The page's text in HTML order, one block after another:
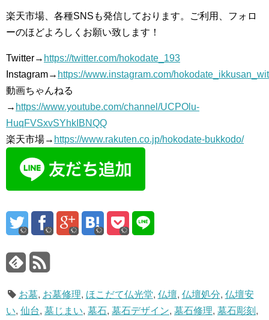
楽天市場、各種SNSも発信しております。ご利用、フォロ
ーのほどよろしくお願い致します！
Twitter→ https://twitter.com/hokodate_193
Instagram→ https://www.instagram.com/
動画ちゃんねる
→ https://www.youtube.com/channel/UCPOlu-
HuqFVSxvSYhkIBNQQ
楽天市場→ https://www.rakuten.co.jp/hokodate-bukkodo/
お墓, お墓修理, ほこだて仏光堂, 仏壇, 仏壇処分, 仏壇安
い, 仙台, 墓じまい, 墓石, 墓石デザイン, 墓石修理, 墓石彫刻 ,